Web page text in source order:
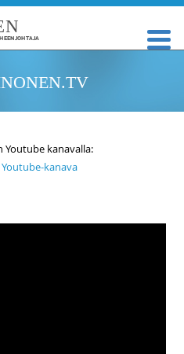
kanavalla:
kanava